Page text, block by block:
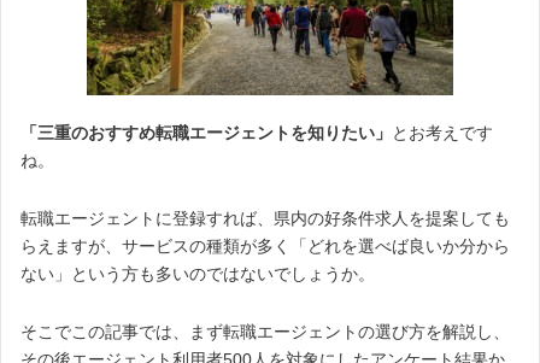
「三重のおすすめ転職エージェントを知りたい」 とお考えです
ね。
転職エージェントに登録すれば、県内の好条件求人を提案しても
らえますが、サービスの種類が多く「どれを選べば良いか分から
ない」という方も多いのではないでしょうか。
そこでこの記事では、まず転職エージェントの選び方を解説し、